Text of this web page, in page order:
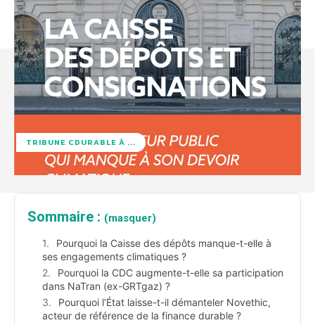
TRIBUNE CDURABLE À ...
Sommaire : (masquer)
Pourquoi la Caisse des dépôts manque-t-elle à
ses engagements climatiques ?
Pourquoi la CDC augmente-t-elle sa participation
dans NaTran (ex-GRTgaz) ?
Pourquoi l’État laisse-t-il démanteler Novethic,
acteur de référence de la finance durable ?